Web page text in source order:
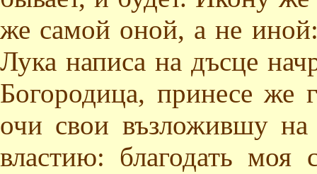
же самой оной, а не
Лука написа на дъсце
Богородица, принесе же
очи свои възложившу на
властию: благодать